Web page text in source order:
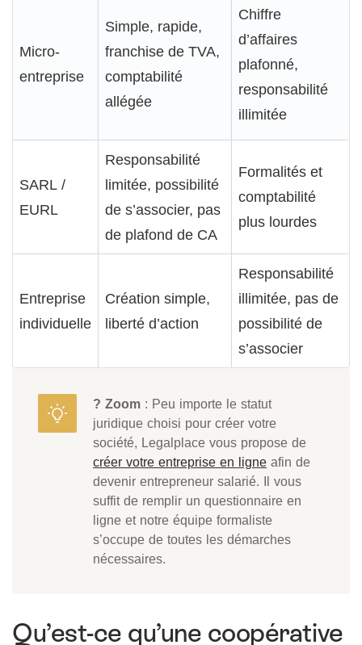
Micro-
entreprise
Simple, rapide,
franchise de TVA,
comptabilité
allégée
Chiffre
d’affaires
plafonné,
responsabilité
illimitée
SARL /
EURL
Responsabilité
limitée, possibilité
de s’associer, pas
de plafond de CA
Formalités et
comptabilité
plus lourdes
Entreprise
individuelle
Création simple,
liberté d’action
Responsabilité
illimitée, pas de
possibilité de
s’associer
? Zoom : Peu importe le statut
juridique choisi pour créer votre
société, Legalplace vous propose de
créer votre entreprise en ligne afin de
devenir entrepreneur salarié. Il vous
suffit de remplir un questionnaire en
ligne et notre équipe formaliste
s’occupe de toutes les démarches
nécessaires.
Qu’est-ce qu’une coopérative